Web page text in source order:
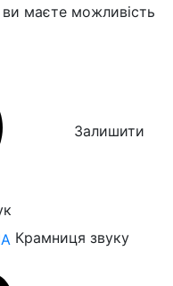
маєте можливість
Залишити
Крамниця звуку